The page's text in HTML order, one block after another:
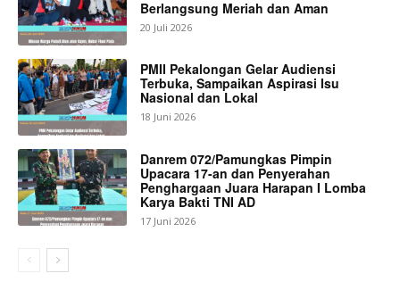
Berlangsung Meriah dan Aman
20 Juli 2026
PMII Pekalongan Gelar Audiensi
Terbuka, Sampaikan Aspirasi Isu
Nasional dan Lokal
18 Juni 2026
Danrem 072/Pamungkas Pimpin
Upacara 17-an dan Penyerahan
Penghargaan Juara Harapan I Lomba
Karya Bakti TNI AD
17 Juni 2026